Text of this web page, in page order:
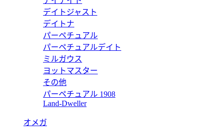
01 733 7721 4051-07 8 21 79 【2025年新作】
ダイヤモンド 01 561 7722 4031-07 8 14 79 【2025年新作】
デイトジャスト
デイトナ
パーペチュアル
パーペチュアルデイト
ミルガウス
ヨットマスター
その他
パーペチュアル 1908
Land-Dweller
オメガ